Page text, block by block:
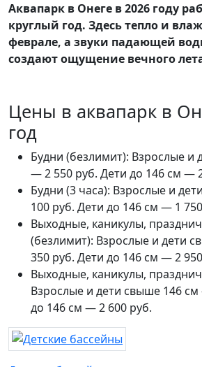
Аквапарк в Онеге в 2026 году
круглый год. Здесь тепло и
феврале, а звуки падающей
создают ощущение вечного
Цены в аквапарк в
год
Будни (безлимит): Взрослые и
— 2 550 руб. Дети до 146 см —
Будни (3 часа): Взрослые и
100 руб. Дети до 146 см — 1
Выходные, каникулы,
(безлимит): Взрослые и дети
350 руб. Дети до 146 см — 2
Выходные, каникулы,
Взрослые и дети свыше 146
до 146 см — 2 600 руб.